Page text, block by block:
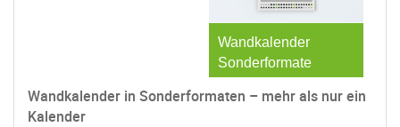
Wandkalender
Sonderformate
Wandkalender in Sonderformaten – mehr als nur ein
Kalender